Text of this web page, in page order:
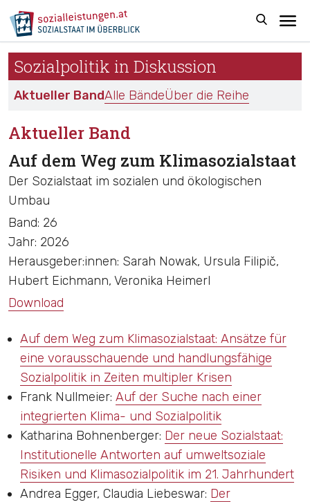
Sozialpolitik in Diskussion
Aktueller BandAlle BändeÜber die Reihe
Aktueller Band
Auf dem Weg zum Klimasozialstaat
Der Sozialstaat im sozialen und ökologischen
Umbau
Band: 26
Jahr: 2026
Herausgeber:innen: Sarah Nowak, Ursula Filipič,
Hubert Eichmann, Veronika Heimerl
Download
Auf dem Weg zum Klimasozialstaat: Ansätze für
eine vorausschauende und handlungsfähige
Sozialpolitik in Zeiten multipler Krisen
Frank Nullmeier: Auf der Suche nach einer
integrierten Klima- und Sozialpolitik
Katharina Bohnenberger: Der neue Sozialstaat:
Institutionelle Antworten auf umweltsoziale
Risiken und Klimasozialpolitik im 21. Jahrhundert
Andrea Egger, Claudia Liebeswar: Der